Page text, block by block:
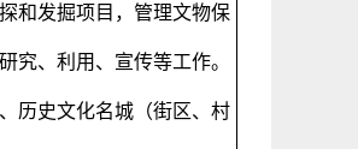
和发掘项目，管理文物保
究、利用、宣传等工作。
历史文化名城（街区、村